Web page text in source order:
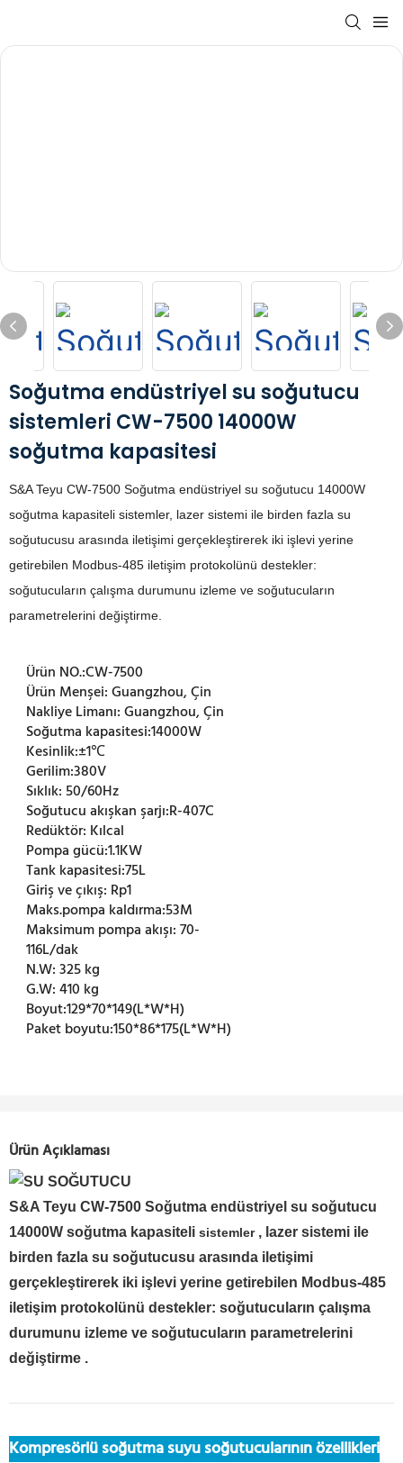
Soğutma endüstriyel su soğutucu
sistemleri CW-7500 14000W
soğutma kapasitesi
S&A Teyu CW-7500 Soğutma endüstriyel su soğutucu 14000W
soğutma kapasiteli sistemler, lazer sistemi ile birden fazla su
soğutucusu arasında iletişimi gerçekleştirerek iki işlevi yerine
getirebilen Modbus-485 iletişim protokolünü destekler:
soğutucuların çalışma durumunu izleme ve soğutucuların
parametrelerini değiştirme.
Ürün NO.:CW-7500
Ürün Menşei:Guangzhou, Çin
Nakliye Limanı:Guangzhou, Çin
Soğutma kapasitesi:14000W
Kesinlik:±1℃
Gerilim:380V
Sıklık:50/60Hz
Soğutucu akışkan şarjı:R-407C
Redüktör: Kılcal
Pompa gücü:1.1KW
Tank kapasitesi:75L
Giriş ve çıkış: Rp1
Maks.pompa kaldırma:53M
Maksimum pompa akışı:70-
116L/dak
N.W:325 kg
G.W:410 kg
Boyut:129*70*149(L*W*H)
Paket boyutu:150*86*175(L*W*H)
Ürün Açıklaması
S&A Teyu CW-7500 Soğutma endüstriyel su soğutucu
14000W soğutma kapasiteli sistemler , lazer sistemi ile
birden fazla su soğutucusu arasında iletişimi
gerçekleştirerek iki işlevi yerine getirebilen Modbus-485
iletişim protokolünü destekler: soğutucuların çalışma
durumunu izleme ve soğutucuların parametrelerini
değiştirme .
Kompresörlü soğutma suyu soğutucularının özellikleri